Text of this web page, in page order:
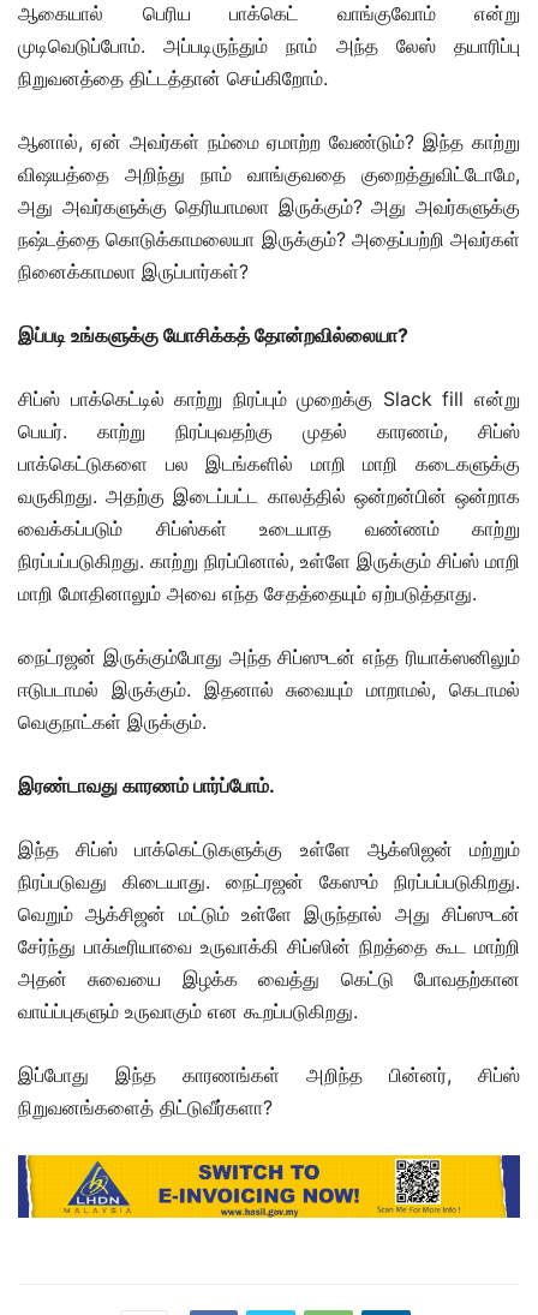
ஆகையால் பெரிய பாக்கெட் வாங்குவோம் என்று
முடிவெடுப்போம். அப்படிருந்தும் நாம் அந்த லேஸ் தயாரிப்பு
நிறுவனத்தை திட்டத்தான் செய்கிறோம்.
ஆனால், ஏன் அவர்கள் நம்மை ஏமாற்ற வேண்டும்? இந்த காற்று
விஷயத்தை அறிந்து நாம் வாங்குவதை குறைத்துவிட்டோமே,
அது அவர்களுக்கு தெரியாமலா இருக்கும்? அது அவர்களுக்கு
நஷ்டத்தை கொடுக்காமலையா இருக்கும்? அதைப்பற்றி அவர்கள்
நினைக்காமலா இருப்பார்கள்?
இப்படி உங்களுக்கு யோசிக்கத் தோன்றவில்லையா?
சிப்ஸ் பாக்கெட்டில் காற்று நிரப்பும் முறைக்கு Slack fill என்று
பெயர். காற்று நிரப்புவதற்கு முதல் காரணம், சிப்ஸ்
பாக்கெட்டுகளை பல இடங்களில் மாறி மாறி கடைகளுக்கு
வருகிறது. அதற்கு இடைப்பட்ட காலத்தில் ஒன்றன்பின் ஒன்றாக
வைக்கப்படும் சிப்ஸ்கள் உடையாத வண்ணம் காற்று
நிரப்பப்படுகிறது. காற்று நிரப்பினால், உள்ளே இருக்கும் சிப்ஸ் மாறி
மாறி மோதினாலும் அவை எந்த சேதத்தையும் ஏற்படுத்தாது.
நைட்ரஜன் இருக்கும்போது அந்த சிப்ஸுடன் எந்த ரியாக்ஸனிலும்
ஈடுபடாமல் இருக்கும். இதனால் சுவையும் மாறாமல், கெடாமல்
வெகுநாட்கள் இருக்கும்.
இரண்டாவது காரணம் பார்ப்போம்.
இந்த சிப்ஸ் பாக்கெட்டுகளுக்கு உள்ளே ஆக்ஸிஜன் மற்றும்
நிரப்படுவது கிடையாது. நைட்ரஜன் கேஸும் நிரப்பப்படுகிறது.
வெறும் ஆக்சிஜன் மட்டும் உள்ளே இருந்தால் அது சிப்ஸுடன்
சேர்ந்து பாக்டீரியாவை உருவாக்கி சிப்ஸின் நிறத்தை கூட மாற்றி
அதன் சுவையை இழக்க வைத்து கெட்டு போவதற்கான
வாய்ப்புகளும் உருவாகும் என கூறப்படுகிறது.
இப்போது இந்த காரணங்கள் அறிந்த பின்னர், சிப்ஸ்
நிறுவனங்களைத் திட்டுவீர்களா?